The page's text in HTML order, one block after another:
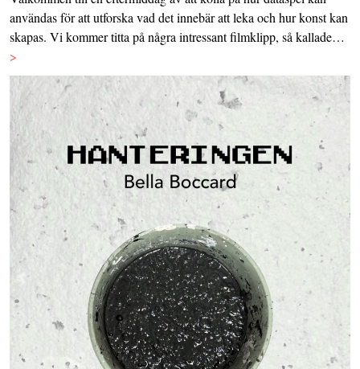
användas för att utforska vad det innebär att leka och hur konst kan
skapas. Vi kommer titta på några intressant filmklipp, så kallade…
>